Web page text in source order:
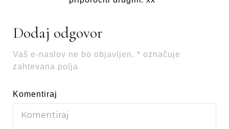
Dodaj odgovor
Vaš e-naslov ne bo objavljen. * označuje
zahtevana polja
Komentiraj